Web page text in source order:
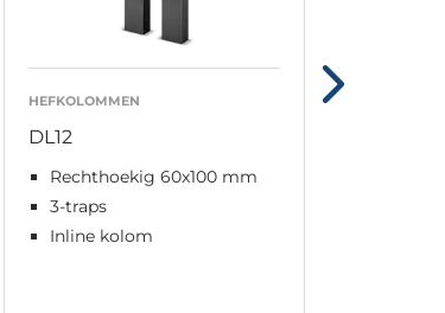
HEFKOLOMMEN
DL12
Rechthoekig 60x100 mm
3-traps
Inline kolom